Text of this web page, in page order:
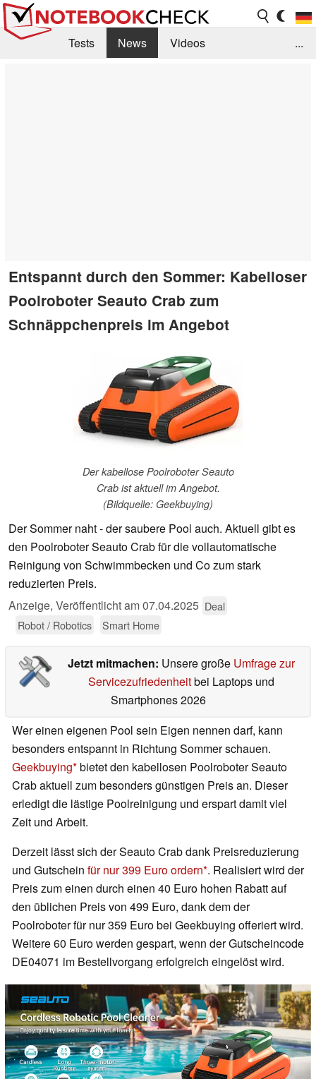
Tests News
Videos
...
Entspannt durch den Sommer: Kabelloser
Poolroboter Seauto Crab zum
Schnäppchenpreis im Angebot
Der kabellose Poolroboter Seauto
Crab ist aktuell im Angebot.
(Bildquelle: Geekbuying)
Der Sommer naht - der saubere Pool auch. Aktuell gibt es
den Poolroboter Seauto Crab für die vollautomatische
Reinigung von Schwimmbecken und Co zum stark
reduzierten Preis.
Anzeige, Veröffentlicht am07.04.2025 Deal
Robot / Robotics
Smart Home
Jetzt mitmachen: Unsere große Umfrage zur
Servicezufriedenheitbei Laptops und
Smartphones 2026
Wer einen eigenen Pool sein Eigen nennen darf, kann
besonders entspannt in Richtung Sommer schauen.
Geekbuying bietet den kabellosen Poolroboter Seauto
Crab aktuell zum besonders günstigen Preis an. Dieser
erledigt die lästige Poolreinigung und erspart damit viel
Zeit und Arbeit.
Derzeit lässt sich der Seauto Crab dank Preisreduzierung
und Gutschein für nur 399 Euro ordern . Realisiert wird der
Preis zum einen durch einen 40 Euro hohen Rabatt auf
den üblichen Preis von 499 Euro, dank dem der
Poolroboter für nur 359 Euro bei Geekbuying offeriert wird.
Weitere 60 Euro werden gespart, wenn der Gutscheincode
DE04071 im Bestellvorgang erfolgreich eingelöst wird.